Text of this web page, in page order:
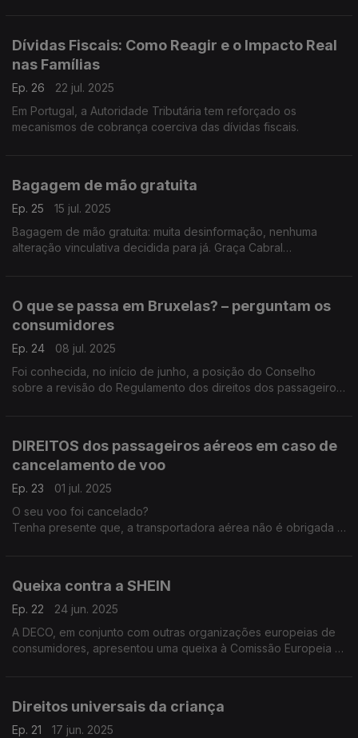
Dívidas Fiscais: Como Reagir e o Impacto Real
nas Famílias
Ep. 26
22 jul. 2025
Em Portugal, a Autoridade Tributária tem reforçado os
mecanismos de cobrança coerciva das dívidas fiscais.
Bagagem de mão gratuita
Ep. 25
15 jul. 2025
Bagagem de mão gratuita: muita desinformação, nenhuma
alteração vinculativa decidida para já. Graça Cabral
O que se passa em Bruxelas? – perguntam os
consumidores
Ep. 24
08 jul. 2025
Foi conhecida, no início de junho, a posição do Conselho
sobre a revisão do Regulamento dos direitos dos passageiros
DIREITOS dos passageiros aéreos em caso de
cancelamento de voo
Ep. 23
01 jul. 2025
O seu voo foi cancelado?
Tenha presente que, a transportadora aérea não é obrigada a
O seu voo foi cancelado?
Queixa contra a SHEIN
Ep. 22
24 jun. 2025
A DECO, em conjunto com outras organizações europeias de
consumidores, apresentou uma queixa à Comissão Europeia e
Direitos universais da criança
Ep. 21
17 jun. 2025